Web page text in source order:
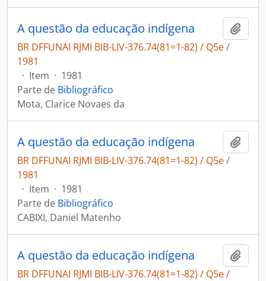
A questão da educação indígena
BR DFFUNAI RJMI BIB-LIV-376.74(81=1-82) / Q5e /
1981
· Item · 1981
Parte de Bibliográfico
Mota, Clarice Novaes da
A questão da educação indígena
BR DFFUNAI RJMI BIB-LIV-376.74(81=1-82) / Q5e /
1981
· Item · 1981
Parte de Bibliográfico
CABIXI, Daniel Matenho
A questão da educação indígena
BR DFFUNAI RJMI BIB-LIV-376.74(81=1-82) / Q5e /